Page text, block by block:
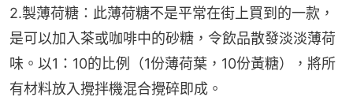
2.製薄荷糖：此薄荷糖不是平常在街上買到的一款，
是可以加入茶或咖啡中的砂糖，令飲品散發淡淡薄荷
味。以1：10的比例（1份薄荷葉，10份黃糖），將所
有材料放入攪拌機混合攪碎即成。